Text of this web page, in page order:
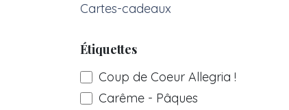
Cartes-cadeaux
Étiquettes
Coup de Coeur Allegria !
Carême - Pâques